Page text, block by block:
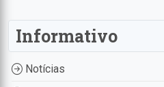
Informativo
Notícias